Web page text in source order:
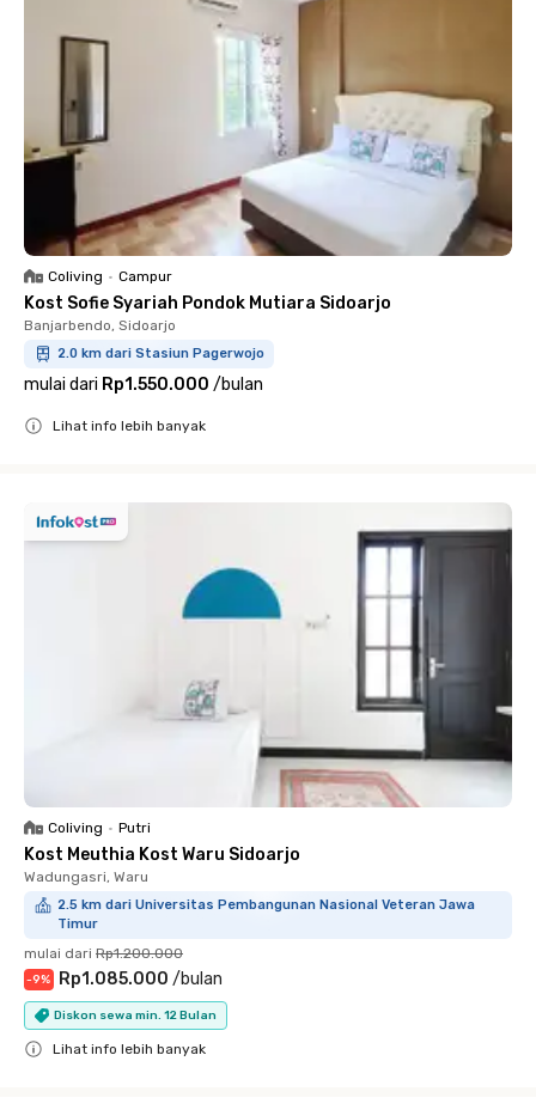
Coliving • Campur
Kost Sofie Syariah Pondok Mutiara Sidoarjo
Banjarbendo, Sidoarjo
2.0 km dari Stasiun Pagerwojo
mulai dari Rp1.550.000 /bulan
Lihat info lebih banyak
Coliving • Putri
Kost Meuthia Kost Waru Sidoarjo
Wadungasri, Waru
2.5 km dari Universitas Pembangunan Nasional Veteran Jawa
Timur
mulai dari Rp1.200.000
-9% Rp1.085.000 /bulan
Diskon sewa min. 12 Bulan
Lihat info lebih banyak